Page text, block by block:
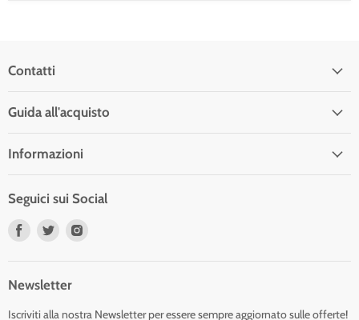
Contatti
Guida all'acquisto
Informazioni
Seguici sui Social
Trovaci
Trovaci
Newsletter
Iscriviti alla nostra Newsletter per essere sempre aggiornato sulle offerte!